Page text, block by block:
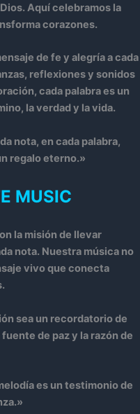
Aquí celebramos la
corazones.
de fe y alegría a cada
reflexiones y sonidos
cada palabra es un
la verdad y la vida.
nota, en cada palabra,
regalo eterno.»
MUSIC
la misión de llevar
nota. Nuestra música no
vivo que conecta
sea un recordatorio de
de paz y la razón de
es un testimonio de